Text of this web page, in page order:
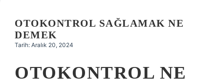
Hakkımızda
OTOKONTROL SAĞLAMAK NE
DEMEK
Tarih: Aralık 20, 2024
OTOKONTROL NE